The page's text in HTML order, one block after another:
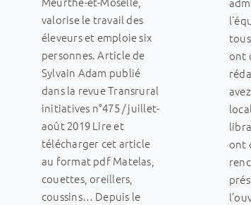
valorise le travail des
éleveurs et emploie six
personnes. Article de
Sylvain Adam publié
dans la revue Transrural
initiatives n°475 / juillet-
août 2019 Lire et
télécharger cet article
au format pdf Matelas,
couettes, oreillers,
coussins… Depuis le
ont
ont